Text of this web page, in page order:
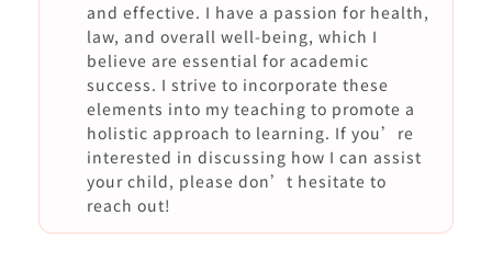
and effective. I have a passion for health,
law, and overall well-being, which I
believe are essential for academic
success. I strive to incorporate these
elements into my teaching to promote a
holistic approach to learning. If you’re
interested in discussing how I can assist
your child, please don’t hesitate to
reach out!